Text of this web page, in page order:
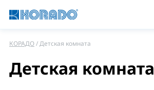
КОРАДО Детская комната
Детская комната